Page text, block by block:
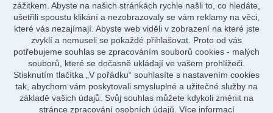
zážitkem. Abyste na našich stránkách rychle našli to, co hledáte,
ušetřili spoustu klikání a nezobrazovaly se vám reklamy na věci,
které vás nezajímají. Abyste web viděli v zobrazení na které jste
zvyklí a nemuseli se pokaždé přihlašovat. Proto od vás
potřebujeme souhlas se zpracováním souborů cookies - malých
souborů, které se dočasně ukládají ve vašem prohlížeči.
Stisknutím tlačítka „V pořádku“ souhlasíte s nastavením cookies
tak, abychom vám poskytovali smysluplné a užitečné služby na
základě vašich údajů. Svůj souhlas můžete kdykoli změnit na
stránce zpracování osobních údajů. Více informací